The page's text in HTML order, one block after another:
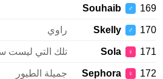
♂
Souhaib
♂
Skelly راوي
♀
Sola تلك التي ليست سوى
♀
Sephora جميلة الطيور